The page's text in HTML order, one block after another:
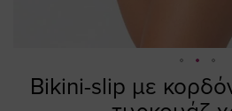
Bikini-slip με
Skip